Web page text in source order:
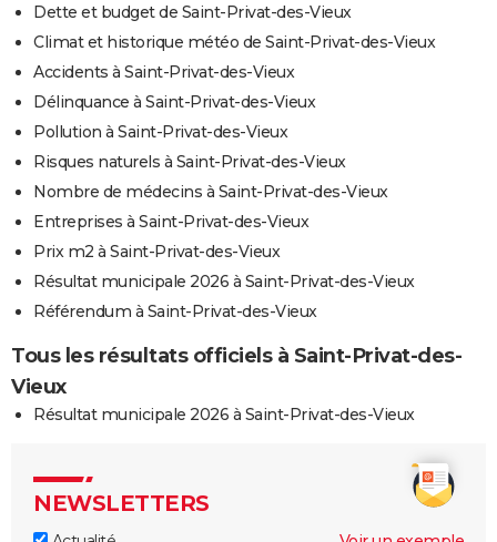
Dette et budget de Saint-Privat-des-Vieux
Climat et historique météo de Saint-Privat-des-Vieux
Accidents à Saint-Privat-des-Vieux
Délinquance à Saint-Privat-des-Vieux
Pollution à Saint-Privat-des-Vieux
Risques naturels à Saint-Privat-des-Vieux
Nombre de médecins à Saint-Privat-des-Vieux
Entreprises à Saint-Privat-des-Vieux
Prix m2 à Saint-Privat-des-Vieux
Résultat municipale 2026 à Saint-Privat-des-Vieux
Référendum à Saint-Privat-des-Vieux
Tous les résultats officiels à Saint-Privat-des-
Vieux
Résultat municipale 2026 à Saint-Privat-des-Vieux
NEWSLETTERS